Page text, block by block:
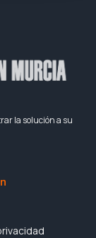
la solución a su